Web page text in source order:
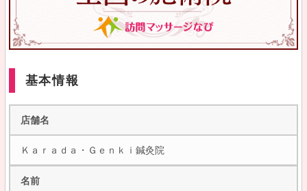
基本情報
店舗名
Ｋａｒａｄａ・Ｇｅｎｋｉ鍼灸院
名前